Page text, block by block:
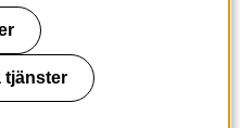
tjänster